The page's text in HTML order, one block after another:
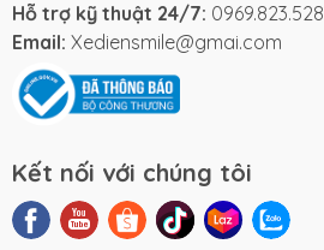
Hỗ trợ kỹ thuật 24/7: 0969.823.528
Email: Xediensmile@gmai.com
Kết nối với chúng tôi